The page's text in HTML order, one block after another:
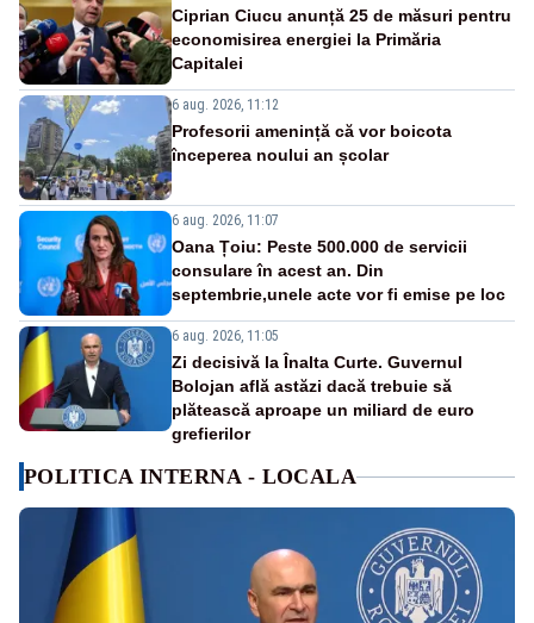
Ciprian Ciucu anunță 25 de măsuri pentru
economisirea energiei la Primăria
Capitalei
6 aug. 2026, 11:12
Profesorii amenință că vor boicota
începerea noului an școlar
6 aug. 2026, 11:07
Oana Țoiu: Peste 500.000 de servicii
consulare în acest an. Din
septembrie,unele acte vor fi emise pe loc
6 aug. 2026, 11:05
Zi decisivă la Înalta Curte. Guvernul
Bolojan află astăzi dacă trebuie să
plătească aproape un miliard de euro
grefierilor
POLITICA INTERNA - LOCALA